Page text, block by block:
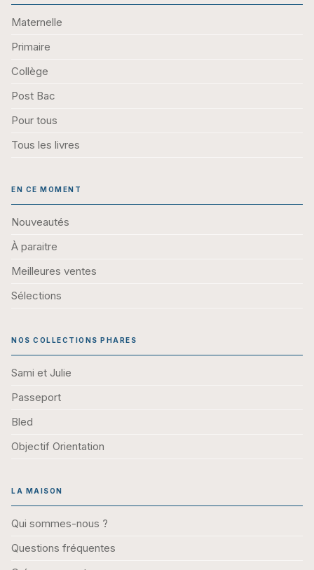
Maternelle
Primaire
Collège
Post Bac
Pour tous
Tous les livres
EN CE MOMENT
Nouveautés
À paraitre
Meilleures ventes
Sélections
NOS COLLECTIONS PHARES
Sami et Julie
Passeport
Bled
Objectif Orientation
LA MAISON
Qui sommes-nous ?
Questions fréquentes